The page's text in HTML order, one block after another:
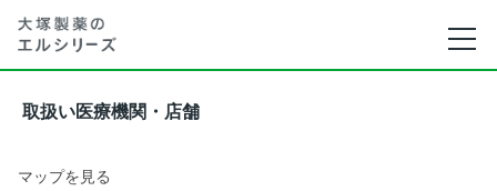
取扱い医療機関・店舗
マップを見る